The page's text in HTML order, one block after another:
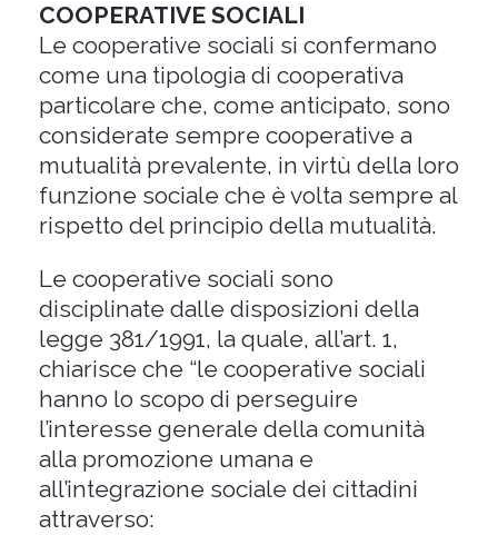
COOPERATIVE SOCIALI
Le cooperative sociali si confermano
come una tipologia di cooperativa
particolare che, come anticipato, sono
considerate sempre cooperative a
mutualità prevalente, in virtù della loro
funzione sociale che è volta sempre al
rispetto del principio della mutualità.
Le cooperative sociali sono
disciplinate dalle disposizioni della
legge 381/1991, la quale, all’art. 1,
chiarisce che “le cooperative sociali
hanno lo scopo di perseguire
l’interesse generale della comunità
alla promozione umana e
all’integrazione sociale dei cittadini
attraverso: